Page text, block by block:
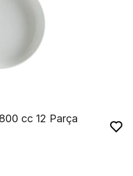
cc 12 Parça